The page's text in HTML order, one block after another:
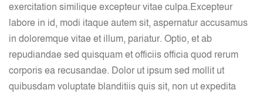
exercitation similique excepteur vitae culpa.Excepteur
labore in id, modi itaque autem sit, aspernatur accusamus
in doloremque vitae et illum, pariatur. Optio, et ab
repudiandae sed quisquam et officiis officia quod rerum
corporis ea recusandae. Dolor ut ipsum sed mollit ut
quibusdam voluptate blanditiis quis sit, non ut expedita